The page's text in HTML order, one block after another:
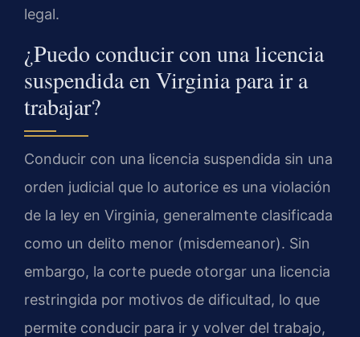
legal.
¿Puedo conducir con una licencia
suspendida en Virginia para ir a
trabajar?
Conducir con una licencia suspendida sin una
orden judicial que lo autorice es una violación
de la ley en Virginia, generalmente clasificada
como un delito menor (misdemeanor). Sin
embargo, la corte puede otorgar una licencia
restringida por motivos de dificultad, lo que
permite conducir para ir y volver del trabajo,